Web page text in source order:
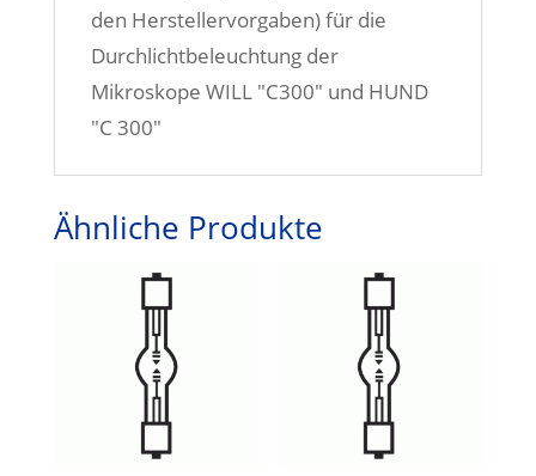
den Herstellervorgaben) für die
Durchlichtbeleuchtung der
Mikroskope WILL "C300" und HUND
"C 300"
Ähnliche Produkte